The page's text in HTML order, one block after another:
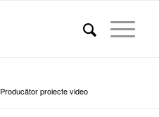
Producător proiecte video